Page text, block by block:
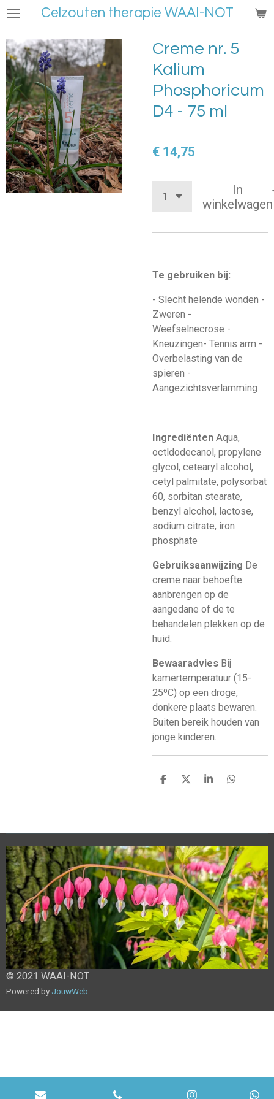
Ga
naar
de
hoofdinhoud
Celzouten therapie WAAI-NOT
Creme nr. 5
Kalium
Phosphoricum
D4 - 75 ml
€ 14,75
In
winkelwagen
Te gebruiken bij:
- Slecht helende wonden -
Zweren -
Weefselnecrose -
Kneuzingen- Tennis arm -
Overbelasting van de
spieren -
Aangezichtsverlamming
Ingrediënten Aqua,
octldodecanol, propylene
glycol, cetearyl alcohol,
cetyl palmitate, polysorbat
60, sorbitan stearate,
benzyl alcohol, lactose,
sodium citrate, iron
phosphate
Gebruiksaanwijzing De
creme naar behoefte
aanbrengen op de
aangedane of de te
behandelen plekken op de
huid.
Bewaaradvies Bij
kamertemperatuur (15-
25ºC) op een droge,
donkere plaats bewaren.
Buiten bereik houden van
jonge kinderen.
D
D
S
D
© 2021 WAAI-NOT
Powered by JouwWeb